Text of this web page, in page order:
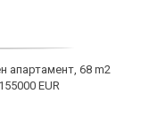
апартамент, 68 m2
EUR